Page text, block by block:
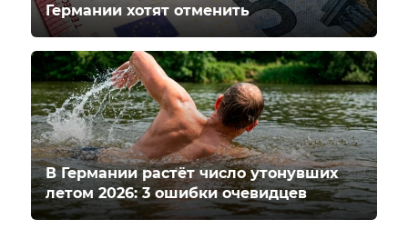
Германии хотят отменить
В Германии растёт число утонувших
летом 2026: 3 ошибки очевидцев